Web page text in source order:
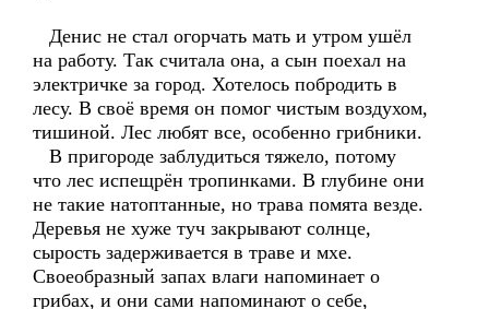
Денис не стал огорчать мать и утром ушёл
на работу. Так считала она, а сын поехал на
электричке за город. Хотелось побродить в
лесу. В своё время он помог чистым воздухом,
тишиной. Лес любят все, особенно грибники.
В пригороде заблудиться тяжело, потому
что лес испещрён тропинками. В глубине они
не такие натоптанные, но трава помята везде.
Деревья не хуже туч закрывают солнце,
сырость задерживается в траве и мхе.
Своеобразный запах влаги напоминает о
грибах, и они сами напоминают о себе,